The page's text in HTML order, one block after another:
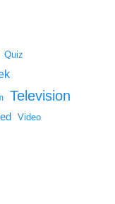
Quiz
Television
Video